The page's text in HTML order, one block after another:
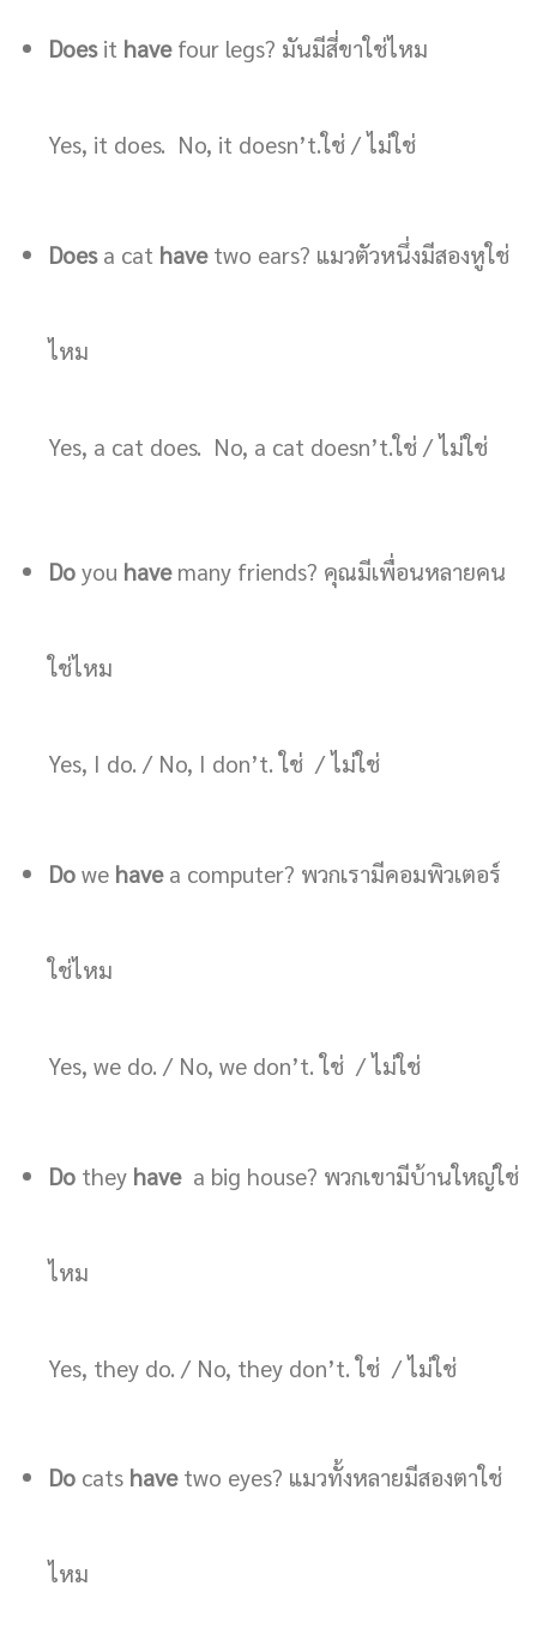
Doesit havefour legs? มันมีสี่ขาใช่ไหม
Yes, it does. No, it doesn’t.ใช่ / ไม่ใช่
Doesa cat havetwo ears? แมวตัวหนึ่งมีสองหูใช่
ไหม
Yes, a cat does. No, a cat doesn’t.ใช่ / ไม่ใช่
Doyou havemany friends? คุณมีเพื่อนหลายคน
ใช่ไหม
Yes, I do. / No, I don’t. ใช่ / ไม่ใช่
Dowe havea computer? พวกเรามีคอมพิวเตอร์
ใช่ไหม
Yes, we do. / No, we don’t. ใช่ / ไม่ใช่
Dothey have a big house? พวกเขามีบ้านใหญ่ใช่
ไหม
Yes, they do. / No, they don’t. ใช่ / ไม่ใช่
Docats havetwo eyes? แมวทั้งหลายมีสองตาใช่
ไหม